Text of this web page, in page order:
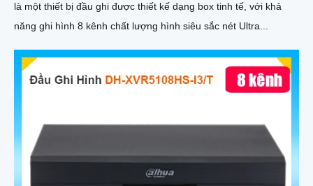
là một thiết bị đầu ghi được thiết kế dạng box tinh tế, với khả
năng ghi hình 8 kênh chất lượng hình siêu sắc nét Ultra...